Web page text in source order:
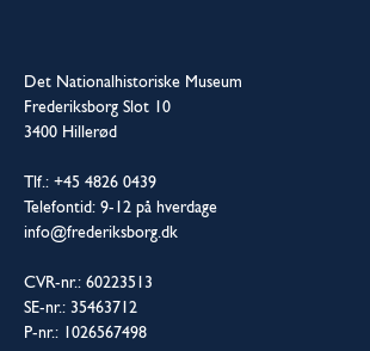
Det Nationalhistoriske Museum
Frederiksborg Slot 10
3400 Hillerød
Tlf.: +45 4826 0439
Telefontid: 9-12 på hverdage
info@frederiksborg.dk
CVR-nr.: 60223513
SE-nr.: 35463712
P-nr.: 1026567498